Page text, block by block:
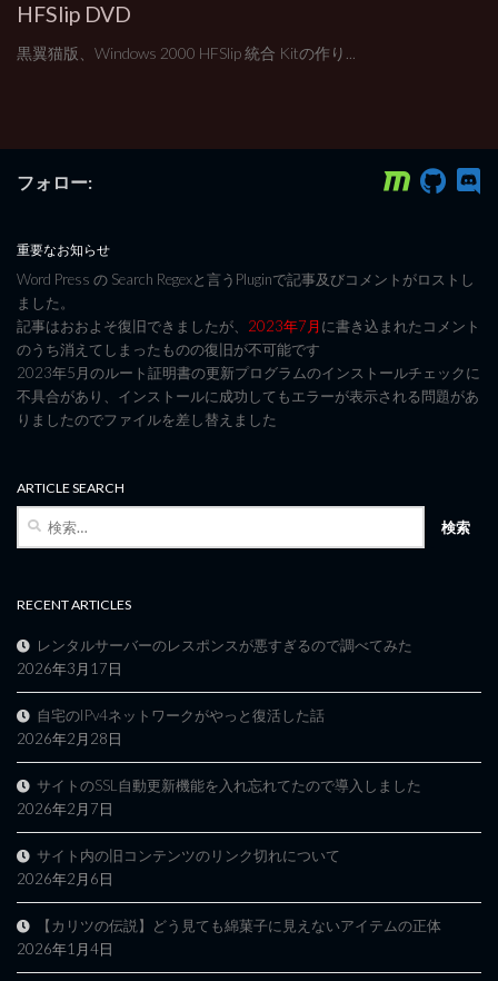
HFSlip DVD
黒翼猫版、Windows 2000 HFSlip 統合 Kitの作り...
フォロー:
重要なお知らせ
Word Press の Search Regexと言うPluginで記事及びコメントがロストし
ました。
記事はおおよそ復旧できましたが、 2023年7月に書き込まれたコメント
のうち消えてしまったものの復旧が不可能です
2023年5月のルート証明書の更新プログラムのインストールチェックに
不具合があり、インストールに成功してもエラーが表示される問題があ
りましたのでファイルを差し替えました
ARTICLE SEARCH
検
RECENT ARTICLES
レンタルサーバーのレスポンスが悪すぎるので調べてみた
2026年3月17日
自宅のIPv4ネットワークがやっと復活した話
2026年2月28日
サイトのSSL自動更新機能を入れ忘れてたので導入しました
2026年2月7日
サイト内の旧コンテンツのリンク切れについて
2026年2月6日
【カリツの伝説】どう見ても綿菓子に見えないアイテムの正体
2026年1月4日